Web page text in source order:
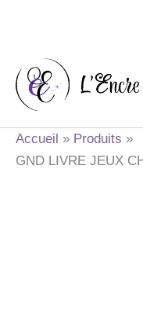
contenu
Accueil
Produits
GND LIVRE JEUX